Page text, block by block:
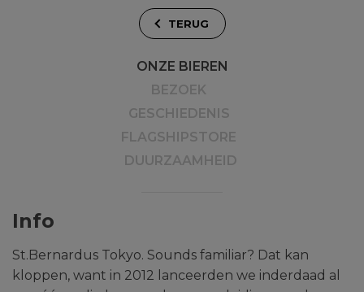
TERUG
ONZE BIEREN
BEZOEK
GESCHIEDENIS
FLAGSHIPSTORE
DUURZAAMHEID
Info
St.Bernardus Tokyo. Sounds familiar? Dat kan
kloppen, want in 2012 lanceerden we inderdaad al